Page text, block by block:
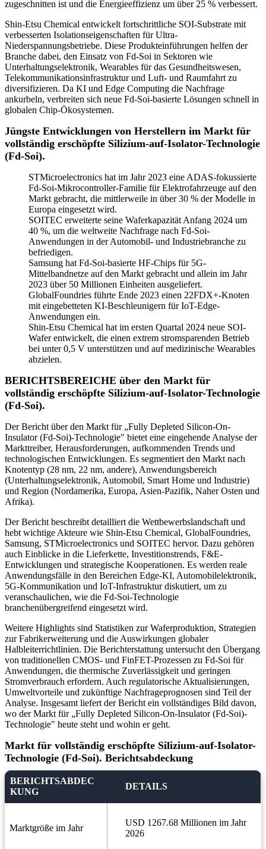
zugeschnitten ist und die Energieeffizienz um über 25 % verbessert.
Shin-Etsu Chemical entwickelt fortschrittliche SOI-Substrate mit
verbesserten Isolationseigenschaften für Ultra-
Niederspannungsbetriebe. Diese Produkteinführungen helfen der
Branche dabei, den Einsatz von Fd-Soi in Sektoren wie
Unterhaltungselektronik, Wearables für das Gesundheitswesen,
Telekommunikationsinfrastruktur und Luft- und Raumfahrt zu
diversifizieren. Da KI und Edge Computing die Nachfrage
ankurbeln, verbreiten sich neue Fd-Soi-basierte Lösungen schnell in
globalen Chip-Ökosystemen.
Jüngste Entwicklungen von Herstellern im Markt für
vollständig erschöpfte Silizium-auf-Isolator-Technologie
(Fd-Soi).
STMicroelectronics hat im Jahr 2023 eine ADAS-fokussierte
Fd-Soi-Mikrocontroller-Familie für Elektrofahrzeuge auf den
Markt gebracht, die mittlerweile in über 30 % der Modelle in
Europa eingesetzt wird.
SOITEC erweiterte seine Waferkapazität Anfang 2024 um
40 %, um die weltweite Nachfrage nach Fd-Soi-
Anwendungen in der Automobil- und Industriebranche zu
befriedigen.
Samsung hat Fd-Soi-basierte HF-Chips für 5G-
Mittelbandnetze auf den Markt gebracht und allein im Jahr
2023 über 50 Millionen Einheiten ausgeliefert.
GlobalFoundries führte Ende 2023 einen 22FDX+-Knoten
mit eingebetteten KI-Beschleunigern für IoT-Edge-
Anwendungen ein.
Shin-Etsu Chemical hat im ersten Quartal 2024 neue SOI-
Wafer entwickelt, die einen extrem stromsparenden Betrieb
bei unter 0,5 V unterstützen und auf medizinische Wearables
abzielen.
BERICHTSBEREICHE über den Markt für
vollständig erschöpfte Silizium-auf-Isolator-Technologie
(Fd-Soi).
Der Bericht über den Markt für „Fully Depleted Silicon-On-
Insulator (Fd-Soi)-Technologie" bietet eine eingehende Analyse der
Markttreiber, Herausforderungen, aufkommenden Trends und
technologischen Entwicklungen. Es segmentiert den Markt nach
Knotentyp (28 nm, 22 nm, andere), Anwendungsbereich
(Unterhaltungselektronik, Automobil, Smart Home und Industrie)
und Region (Nordamerika, Europa, Asien-Pazifik, Naher Osten und
Afrika).
Der Bericht beschreibt detailliert die Wettbewerbslandschaft und
hebt wichtige Akteure wie Shin-Etsu Chemical, GlobalFoundries,
Samsung, STMicroelectronics und SOITEC hervor. Dazu gehören
auch Einblicke in die Lieferkette, Investitionstrends, F&E-
Entwicklungen und strategische Kooperationen. Es werden reale
Anwendungsfälle in den Bereichen Edge-KI, Automobilelektronik,
5G-Kommunikation und IoT-Infrastruktur diskutiert, um zu
veranschaulichen, wie die Fd-Soi-Technologie
branchenübergreifend eingesetzt wird.
Weitere Highlights sind Statistiken zur Waferproduktion, Strategien
zur Fabrikerweiterung und die Auswirkungen globaler
Halbleiterrichtlinien. Die Berichterstattung untersucht den Übergang
von traditionellen CMOS- und FinFET-Prozessen zu Fd-Soi für
Anwendungen, die thermische Zuverlässigkeit und geringen
Stromverbrauch erfordern. Auch regulatorische Aktualisierungen,
Umweltvorteile und zukünftige Nachfrageprognosen sind Teil der
Analyse. Insgesamt liefert der Bericht ein vollständiges Bild davon,
wo der Markt für „Fully Depleted Silicon-On-Insulator (Fd-Soi)-
Technologie" heute steht und wohin er geht.
Markt für vollständig erschöpfte Silizium-auf-Isolator-
Technologie (Fd-Soi). Berichtsabdeckung
BERICHTSABDEC
KUNG
DETAILS
Marktgröße im Jahr
USD 1267.68 Millionen im Jahr
2026